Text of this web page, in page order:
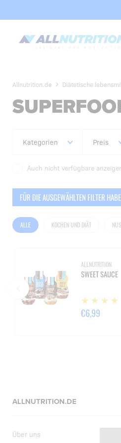
Allnutrition.de Diätetische
Kategorien Preis
Auch nicht verfügbare
FÜR DIE AUSGEWÄHLTEN FILTER
ALLE KOCHEN UND DIÄT
ALLNUTRITION
SWEET SAUCE
€6,99
ALLNUTRITION.DE
Über uns